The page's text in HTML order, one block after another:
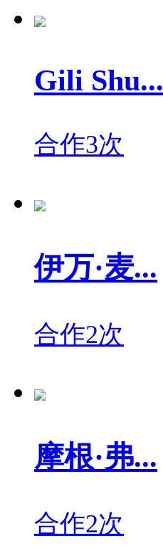
Gili Shu...
合作3次
伊万·麦...
合作2次
摩根·弗...
合作2次